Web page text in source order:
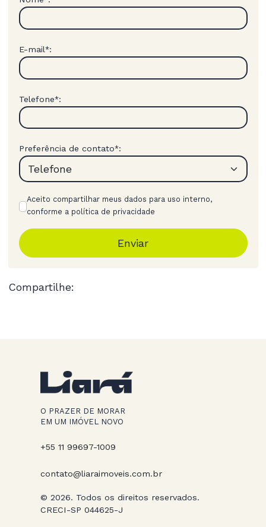
E-mail*:
Telefone*:
Preferência de contato*:
Aceito compartilhar meus dados para uso interno,
conforme a política de privacidade
Enviar
Compartilhe:
O PRAZER DE MORAR
EM UM IMÓVEL NOVO
+55 11 99697-1009
contato@liaraimoveis.com.br
© 2026. Todos os direitos reservados.
CRECI-SP 044625-J